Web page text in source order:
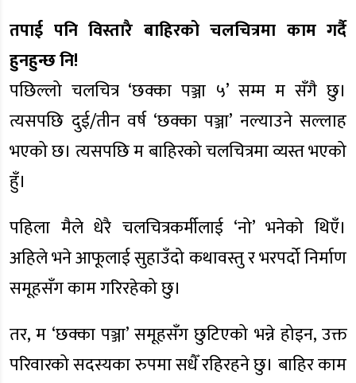
तपाई पनि विस्तारै बाहिरको चलचित्रमा काम गर्दै
हुनहुन्छ नि!
पछिल्लो चलचित्र ‘छक्का पञ्जा ५’ सम्म म सँगै छु।
त्यसपछि दुई/तीन वर्ष ‘छक्का पञ्जा’ नल्याउने सल्लाह
भएको छ। त्यसपछि म बाहिरको चलचित्रमा व्यस्त भएको
हुँ।
पहिला मैले धेरै चलचित्रकर्मीलाई ‘नो’ भनेको थिएँ।
अहिले भने आफूलाई सुहाउँदो कथावस्तु र भरपर्दो निर्माण
समूहसँग काम गरिरहेको छु।
तर, म ‘छक्का पञ्जा’ समूहसँग छुटिएको भन्ने होइन, उक्त
परिवारको सदस्यका रुपमा सधैँ रहिरहने छु। बाहिर काम